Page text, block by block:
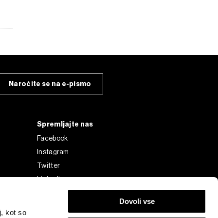
kot so
Dovoli vse
Naročite se na e-pismo
Spremljajte nas
Facebook
Instagram
Twitter
Linkedin